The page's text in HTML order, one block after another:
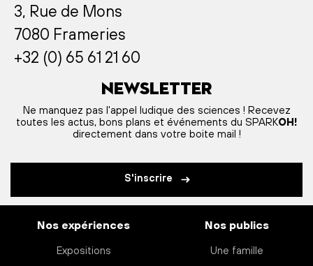
3, Rue de Mons
7080 Frameries
+32 (0) 65 61 21 60
Newsletter
Ne manquez pas l'appel ludique des sciences ! Recevez
toutes les actus, bons plans et événements du SPARKOH!
directement dans votre boite mail !
S'inscrire
Nos expériences
Expositions
Nos publics
Une famille